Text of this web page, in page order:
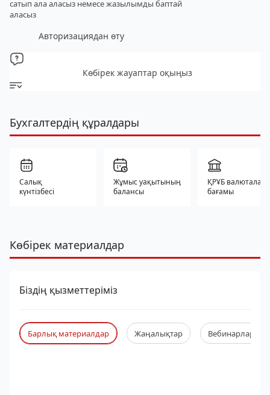
сатып ала аласыз немесе жазылымды баптай
аласыз
Авторизациядан өту
Көбірек жауаптар оқыңыз
Бухгалтердің құралдары
Салық
күнтізбесі
Жұмыс уақытының
балансы
ҚРҰБ валюталар
бағамы
Көбірек материалдар
Біздің қызметтеріміз
Барлық материалдар Жаңалықтар Вебинарлар